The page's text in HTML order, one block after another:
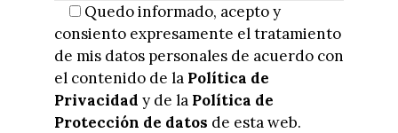
Quedo informado, acepto y
consiento expresamente el tratamiento
de mis datos personales de acuerdo con
el contenido de la Política de
Privacidad y de la Política de
Protección de datos de esta web.